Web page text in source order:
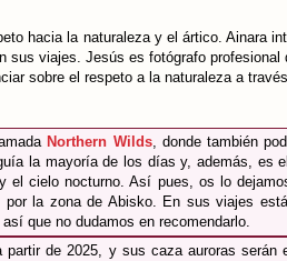
hacia la naturaleza y el ártico. Ainara
sus viajes. Jesús es fotógrafo
sobre el respeto a la naturaleza a
Northern Wilds, donde también
la mayoría de los días y, además, es
el cielo nocturno. Así pues, os lo
la zona de Abisko. En sus viajes
que no dudamos en recomendarlo.
partir de 2025, y sus caza auroras